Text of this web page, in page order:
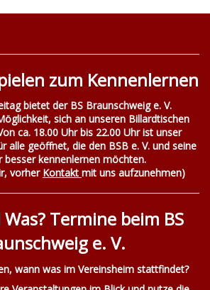
zum Kennenlernen
bietet der BS Braunschweig e. V.
sich an unseren Billardtischen
ca. 18.00 Uhr bis 22.00 Uhr ist unser
alle geöffnet, die den BSB e. V. und seine
besser kennenlernen möchten.
vorher Kontakt mit uns aufzunehmen)
Termine beim BS
e. V.
wann was im Vereinsheim stattfindet?